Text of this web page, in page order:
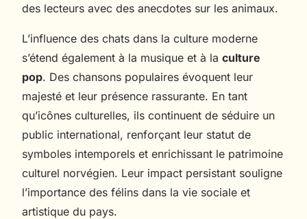
des lecteurs avec des anecdotes sur les animaux.
L’influence des chats dans la culture moderne
s’étend également à la musique et à la culture
pop. Des chansons populaires évoquent leur
majesté et leur présence rassurante. En tant
qu’icônes culturelles, ils continuent de séduire un
public international, renforçant leur statut de
symboles intemporels et enrichissant le patrimoine
culturel norvégien. Leur impact persistant souligne
l’importance des félins dans la vie sociale et
artistique du pays.